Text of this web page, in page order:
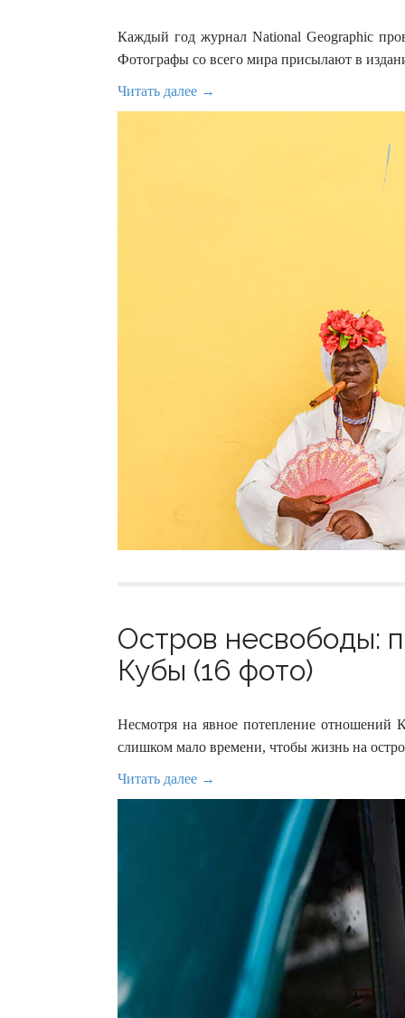
Каждый год журнал National Geographic
Фотографы со всего мира присылают в
Читать далее →
Остров несвободы:
Кубы (16 фото)
Несмотря на явное потепление
слишком мало времени, чтобы жизнь на
Читать далее →